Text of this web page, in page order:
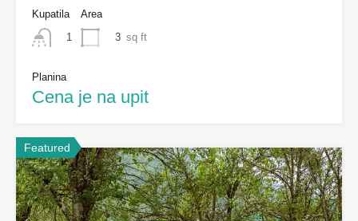
Kupatila
1
Area
3 sq ft
Planina
Cena je na upit
Featured